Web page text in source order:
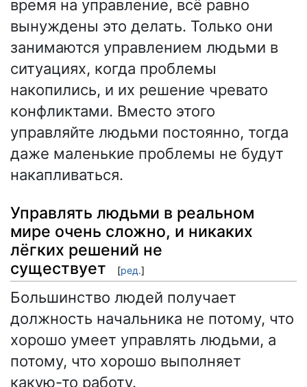
время на управление, всё равно
вынуждены это делать. Только они
занимаются управлением людьми в
ситуациях, когда проблемы
накопились, и их решение чревато
конфликтами. Вместо этого
управляйте людьми постоянно, тогда
даже маленькие проблемы не будут
накапливаться.
Управлять людьми в реальном
мире очень сложно, и никаких
лёгких решений не
существует
[ред.]
Большинство людей получает
должность начальника не потому, что
хорошо умеет управлять людьми, а
потому, что хорошо выполняет
какую-то работу.